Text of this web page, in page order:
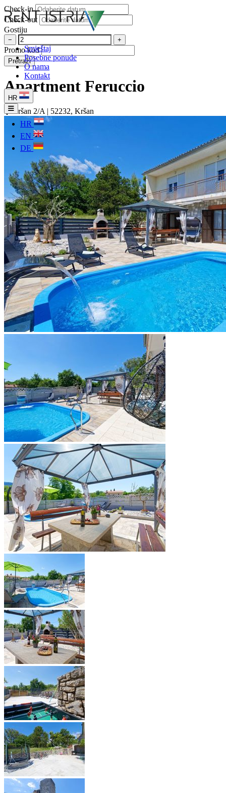
Smještaj
Posebne ponude
O nama
Kontakt
HR
HR
EN
DE
Check-in
Check-out
Gostiju
− +
Promo kod
Pretraži
Apartment Feruccio
Kršan 2/A | 52232, Kršan